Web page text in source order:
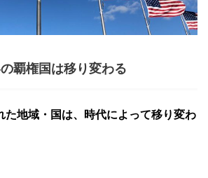
覇権国は移り変わる
た地域・国は、時代によって移り変わ